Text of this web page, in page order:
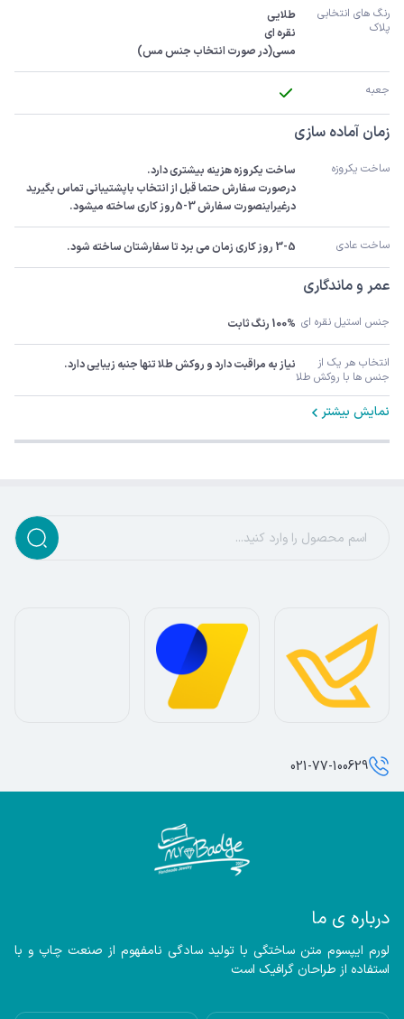
پلاک
مسی(در صورت انتخاب جنس مس)
جعبه
زمان آماده سازی
ساخت یکروزه
درغیراینصورت سفارش 3-5روز کاری ساخته میشود.
ساخت عادی 3-5 روز کاری زمان می برد تا سفارشتان ساخته شود.
عمر و ماندگاری
جنس استیل نقره ای 100% رنگ ثابت
جنس ها با روکش طلا
نیاز به مراقبت دارد و روکش طلا تنها جنبه زیبایی دارد.
نمایش بیشتر
درباره ی ما
استفاده از طراحان گرافیک است
021-77-100629